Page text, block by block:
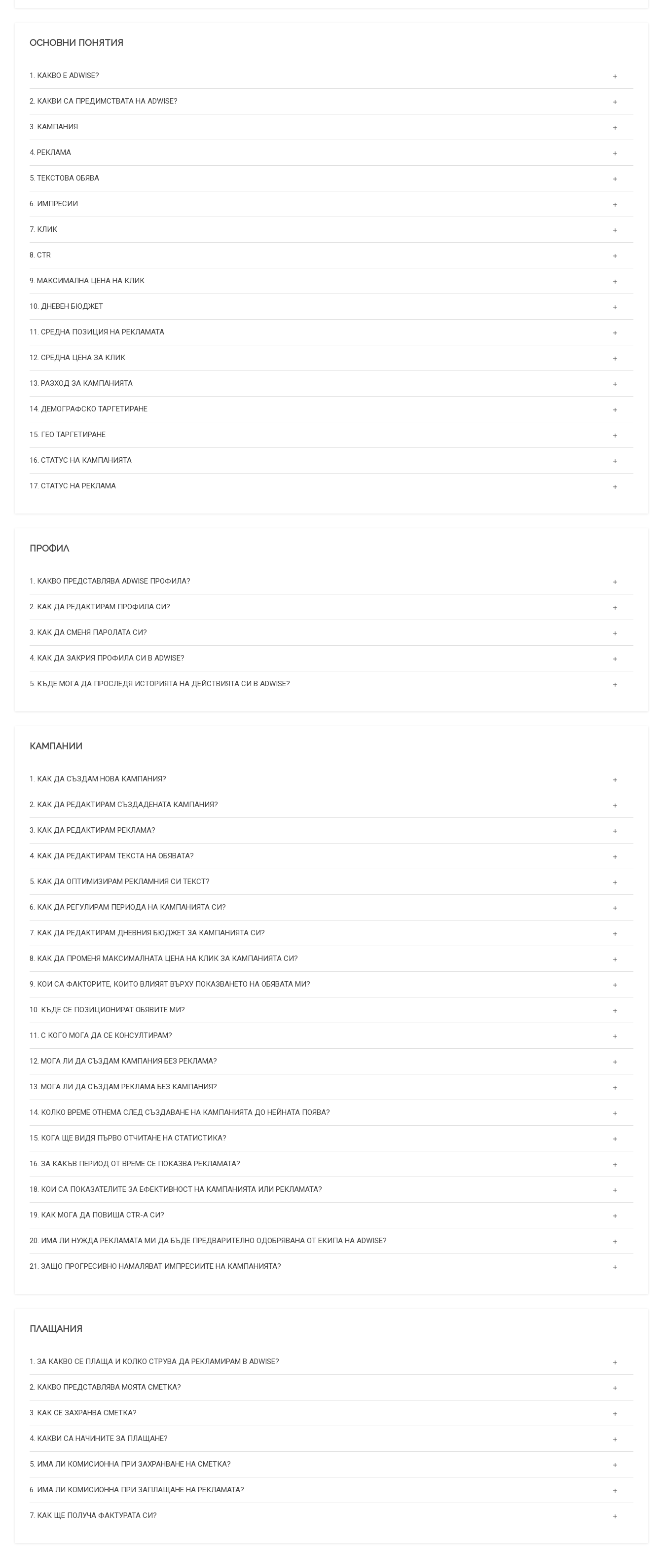
ОСНОВНИ ПОНЯТИЯ
1. КАКВО Е ADWISE?
2. КАКВИ СА ПРЕДИМСТВАТА НА ADWISE?
3. КАМПАНИЯ
4. РЕКЛАМА
5. ТЕКСТОВА ОБЯВА
6. ИМПРЕСИИ
7. КЛИК
8. CTR
9. МАКСИМАЛНА ЦЕНА НА КЛИК
10. ДНЕВЕН БЮДЖЕТ
11. СРЕДНА ПОЗИЦИЯ НА РЕКЛАМАТА
12. СРЕДНА ЦЕНА ЗА КЛИК
13. РАЗХОД ЗА КАМПАНИЯТА
14. ДЕМОГРАФСКО ТАРГЕТИРАНЕ
15. ГЕО ТАРГЕТИРАНЕ
16. СТАТУС НА КАМПАНИЯТА
17. СТАТУС НА РЕКЛАМА
ПРОФИЛ
1. КАКВО ПРЕДСТАВЛЯВА ADWISE ПРОФИЛА?
2. КАК ДА РЕДАКТИРАМ ПРОФИЛА СИ?
3. КАК ДА СМЕНЯ ПАРОЛАТА СИ?
4. КАК ДА ЗАКРИЯ ПРОФИЛА СИ В ADWISE?
5. КЪДЕ МОГА ДА ПРОСЛЕДЯ ИСТОРИЯТА НА ДЕЙСТВИЯТА СИ В ADWISE?
КАМПАНИИ
1. КАК ДА СЪЗДАМ НОВА КАМПАНИЯ?
2. КАК ДА РЕДАКТИРАМ СЪЗДАДЕНАТА КАМПАНИЯ?
3. КАК ДА РЕДАКТИРАМ РЕКЛАМА?
4. КАК ДА РЕДАКТИРАМ ТЕКСТА НА ОБЯВАТА?
5. КАК ДА ОПТИМИЗИРАМ РЕКЛАМНИЯ СИ ТЕКСТ?
6. КАК ДА РЕГУЛИРАМ ПЕРИОДА НА КАМПАНИЯТА СИ?
7. КАК ДА РЕДАКТИРАМ ДНЕВНИЯ БЮДЖЕТ ЗА КАМПАНИЯТА СИ?
8. КАК ДА ПРОМЕНЯ МАКСИМАЛНАТА ЦЕНА НА КЛИК ЗА КАМПАНИЯТА СИ?
9. КОИ СА ФАКТОРИТЕ, КОИТО ВЛИЯЯТ ВЪРХУ ПОКАЗВАНЕТО НА ОБЯВАТА МИ?
10. КЪДЕ СЕ ПОЗИЦИОНИРАТ ОБЯВИТЕ МИ?
11. С КОГО МОГА ДА СЕ КОНСУЛТИРАМ?
12. МОГА ЛИ ДА СЪЗДАМ КАМПАНИЯ БЕЗ РЕКЛАМА?
13. МОГА ЛИ ДА СЪЗДАМ РЕКЛАМА БЕЗ КАМПАНИЯ?
14. КОЛКО ВРЕМЕ ОТНЕМА СЛЕД СЪЗДАВАНЕ НА КАМПАНИЯТА ДО НЕЙНАТА ПОЯВА?
15. КОГА ЩЕ ВИДЯ ПЪРВО ОТЧИТАНЕ НА СТАТИСТИКА?
16. ЗА КАКЪВ ПЕРИОД ОТ ВРЕМЕ СЕ ПОКАЗВА РЕКЛАМАТА?
18. КОИ СА ПОКАЗАТЕЛИТЕ ЗА ЕФЕКТИВНОСТ НА КАМПАНИЯТА ИЛИ РЕКЛАМАТА?
19. КАК МОГА ДА ПОВИША СТR-А СИ?
20. ИМА ЛИ НУЖДА РЕКЛАМАТА МИ ДА БЪДЕ ПРЕДВАРИТЕЛНО ОДОБРЯВАНА ОТ ЕКИПА НА ADWISE?
21. ЗАЩО ПРОГРЕСИВНО НАМАЛЯВАТ ИМПРЕСИИТЕ НА КАМПАНИЯТА?
ПЛАЩАНИЯ
1. ЗА КАКВО СЕ ПЛАЩА И КОЛКО СТРУВА ДА РЕКЛАМИРАМ В ADWISE?
2. КАКВО ПРЕДСТАВЛЯВА МОЯТА СМЕТКА?
3. КАК СЕ ЗАХРАНВА СМЕТКА?
4. КАКВИ СА НАЧИНИТЕ ЗА ПЛАЩАНЕ?
5. ИМА ЛИ КОМИСИОННА ПРИ ЗАХРАНВАНЕ НА СМЕТКА?
6. ИМА ЛИ КОМИСИОННА ПРИ ЗАПЛАЩАНЕ НА РЕКЛАМАТА?
7. КАК ЩЕ ПОЛУЧА ФАКТУРАТА СИ?